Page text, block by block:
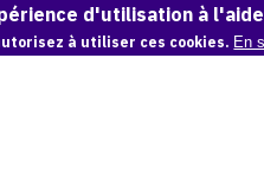
d'utilisation à
à utiliser ces cookies. En